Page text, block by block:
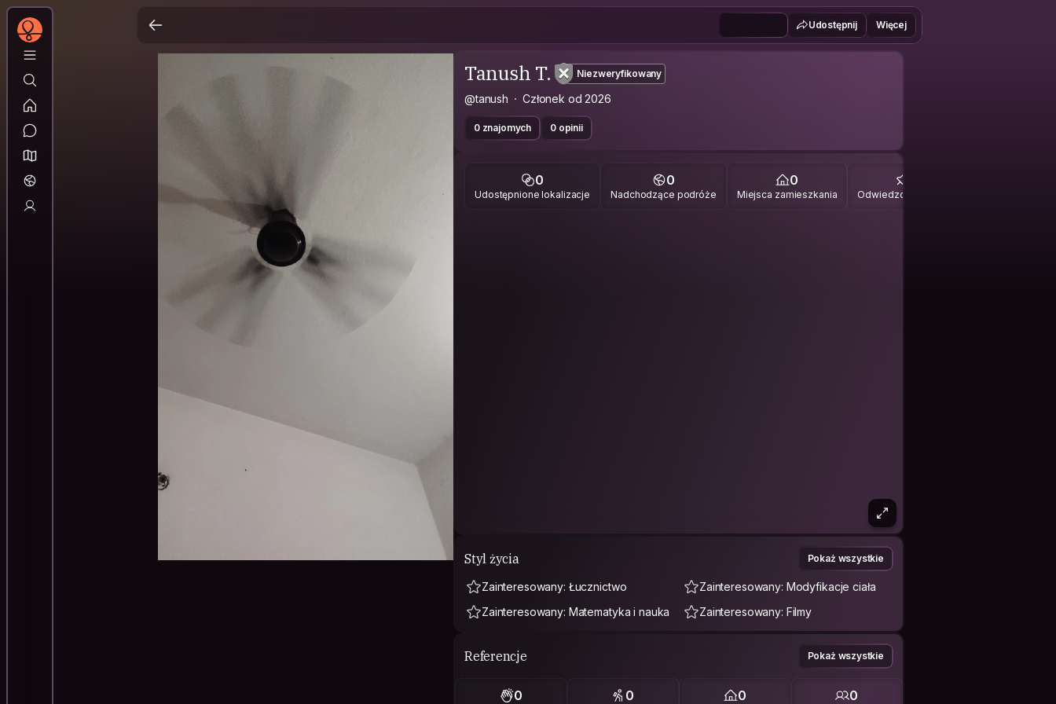
Udostępnij Więcej
Tanush T. Niezweryfikowany
@tanush Członek od 2026
0 znajomych 0 opinii
0
Udostępnione lokalizacje
0
Nadchodzące podróże
0
Miejsca zamieszkania Odwiedzone miejsca
Styl życia Pokaż wszystkie
Zainteresowany: Łucznictwo
Zainteresowany: Modyfikacje ciała
Zainteresowany: Matematyka i nauka
Zainteresowany: Filmy
Referencje Pokaż wszystkie
0 0 0 0